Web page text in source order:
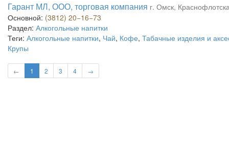
Гарант МЛ, ООО, торговая компания г. Омск,
Основной: (3812) 20−16−73
Раздел: Алкогольные напитки
Теги: Алкогольные напитки, Чай, Кофе, Табачные изделия и
Крупы
← 1 2 3 4 →